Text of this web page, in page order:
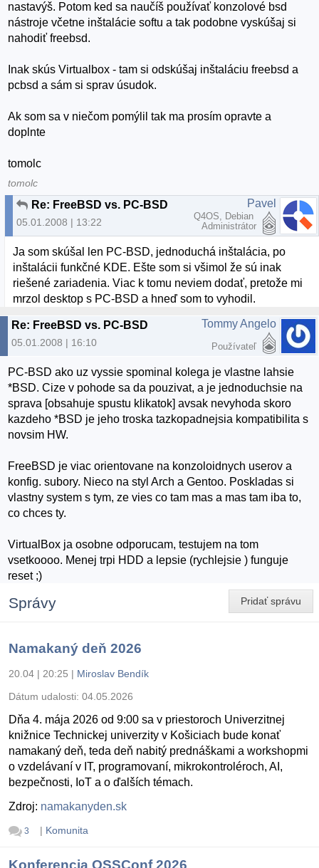
nastavýš. Potom ked sa naučíš používať konzolové bsd
nástroje včetne inštalácie softu a tak podobne vyskúšaj si
nahodiť freebsd.
Inak skús Virtualbox - tam si odskúšaj inštaláciu freebsd a
pcbsd a sám si sprav úsudok.
Ak som sa v niečom pomýlil tak ma prosím opravte a
doplnte
tomolc
tomolc
Re: FreeBSD vs. PC-BSD
05.01.2008 | 13:22
Pavel
Q4OS, Debian
Administrátor
Ja som skúšal len PC-BSD, jednoduchá inštalácia, po
inštalácii funkčné KDE. Ešte som si všimol že sú inak
riešené zariadenia. Viac k tomu neviem dodať, pretože mi
mrzol desktop s PC-BSD a hneď som to vyhodil.
Re: FreeBSD vs. PC-BSD
05.01.2008 | 16:10
Tommy Angelo
Používateľ
PC-BSD ako uz vyssie spominal kolega je vlastne lahsie
*BSD. Cize v pohode sa da pouzivat, a je jednoduchsie na
sprava [obsahuje spustu klikatok] avsak nevyhoda skoro
kazdeho *BSD je jeho troska tazkopadnejsia kompatibilita s
novsim HW.
FreeBSD je viac orientovane na konzoloidnych userov a
konfig. subory. Nieco na styl Arch a Gentoo. Poskladas si
vlastny system s tym, ze vies co tam mas a mas tam iba to,
co chces ty.
VirtualBox ja osobne odporucam, testujem na tom
vsetkoooo. Menej trpi HDD a lepsie (rychlejsie ) funguje
reset ;)
Pridať správu
Správy
Namakaný deň 2026
20.04 | 20:25 | Miroslav Bendík
Dátum udalosti: 04.05.2026
Dňa 4. mája 2026 od 9:00 sa v priestoroch Univerzitnej
knižnice Technickej univerzity v Košiciach bude konať
namakaný deň, teda deň nabitý prednáškami a workshopmi
o vzdelávaní v IT, programovaní, mikrokontroléroch, AI,
bezpečnosti, IoT a o ďalších témach.
Zdroj: namakanyden.sk
3 | Komunita
Konferencia OSSConf 2026